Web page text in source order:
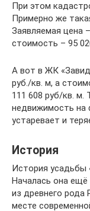
При этом
Примерно же
Заявляемая цена
стоимость – 95
А вот в ЖК
руб./кв. м, а
111 608 руб/кв. м.
недвижимость на
устаревает и
История
История усадьбы
Началась она ещё
из древнего рода
месте